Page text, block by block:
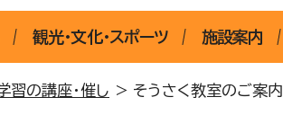
観光・文化・スポーツ 施設案内
習の講座・催し > そうさく教室のご案内